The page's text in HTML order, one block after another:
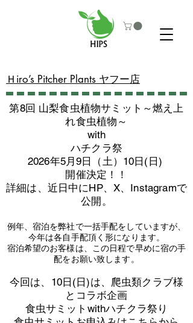
​Ｈiro’s Pitcher Plants ヤフー店
第8回 山梨食虫植物サミット～燃え上
れ食虫植物～
with
​ハチクラ祭
2026年5月9日（土）10日(日)
​開催決定！！
詳細は、近日中にHP、X、Instagramで
公開。
例年、宿泊を弊社で一括手配をしていますが、
今年は各自手配頂く形になります。
​宿泊希望のお客様は、この日程で早めに宿の手
配をお願い致します。
​今回は、10日(日)は、爬虫類クラブ様
とコラボ企画
​食虫サミットwithハチクラ祭り